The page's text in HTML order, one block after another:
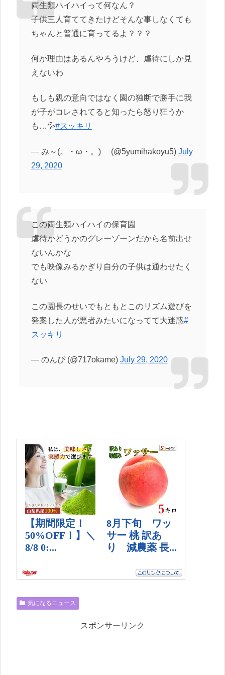
両生類ハイハイって何なん？
子供三人育ててきたけどそんな事しなくても
ちゃんと普通に育ってるよ？？？
何か理由はあるんやろうけど、虐待にしか見
えないわ
もしも親の意向ではなく園の独断で勝手に我
が子がコレされてると知ったら怒り狂うか
も…💦#スッキリ
— み～(。・ω・。)ゞ (@5yumihakoyu5) July
29, 2020
この両生類ハイハイの保育園
虐待かどうかのグレーゾーンだから名前出せ
ないんかな
でも映像みるかぎり自分の子供は通わせたく
ない
この園長のせいでもともとこのリズム遊びを
発案した人が悪者みたいになってて大迷惑#
スッキリ
— のんぴ (@717okame) July 29, 2020
気になるニュース
スポンサーリンク